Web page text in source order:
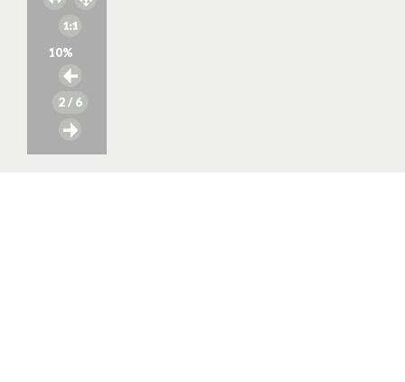
10%
2/ 6